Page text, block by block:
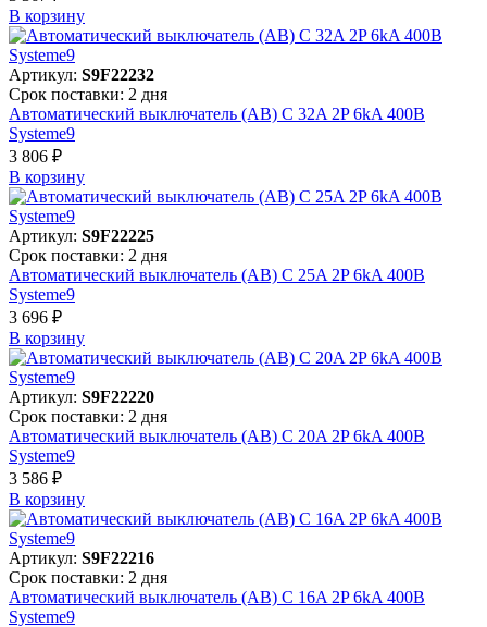
В корзинy
Артикул: S9F22232
Срок поставки: 2 дня
Автоматический выключатель (АВ) C 32A 2P 6kA 400В
Systeme9
3 806 ₽
В корзинy
Артикул: S9F22225
Срок поставки: 2 дня
Автоматический выключатель (АВ) C 25A 2P 6kA 400В
Systeme9
3 696 ₽
В корзинy
Артикул: S9F22220
Срок поставки: 2 дня
Автоматический выключатель (АВ) C 20A 2P 6kA 400В
Systeme9
3 586 ₽
В корзинy
Артикул: S9F22216
Срок поставки: 2 дня
Автоматический выключатель (АВ) C 16A 2P 6kA 400В
Systeme9